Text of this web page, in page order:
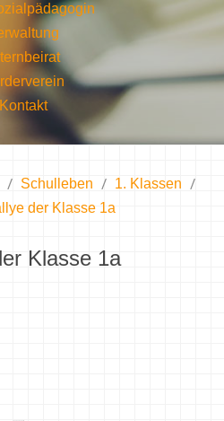
Kontakt
Schulleben
1. Klassen
der Klasse 1a
Klasse 1a